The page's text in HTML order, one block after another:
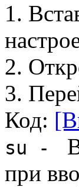
1.
2.
3.
Код:
su -
при